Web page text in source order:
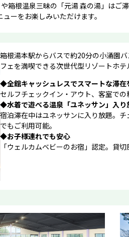
箱根温泉三昧の「元湯 森の湯」はご
ーをお楽しみいただけます。
箱根湯本駅からバスで約20分の小涌園
フェを満喫できる次世代型リゾートホ
◆全館キャッシュレスでスマートな滞在
セルフチェックイン・アウト、客室での
◆水着で遊べる温泉「ユネッサン」入り
宿泊滞在中はユネッサンに入り放題。
でもご利用可能。
◆お子様連れでも安心
「ウェルカムベビーのお宿」認定。貸